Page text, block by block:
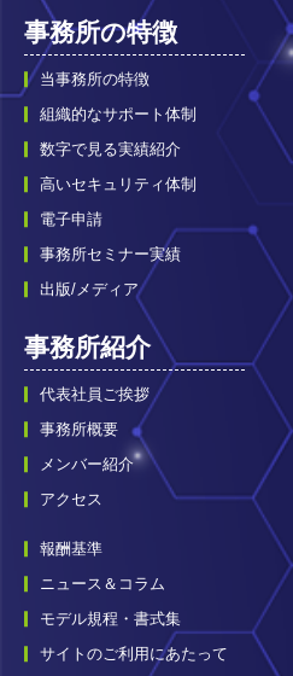
事務所の特徴
当事務所の特徴
組織的なサポート体制
数字で見る実績紹介
高いセキュリティ体制
電子申請
事務所セミナー実績
出版/メディア
事務所紹介
代表社員ご挨拶
事務所概要
メンバー紹介
アクセス
報酬基準
ニュース＆コラム
モデル規程・書式集
サイトのご利用にあたって